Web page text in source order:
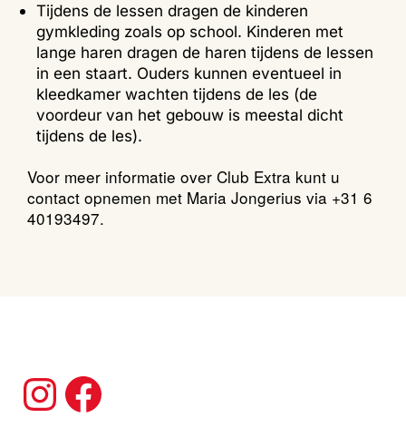
Tijdens de lessen dragen de kinderen
gymkleding zoals op school. Kinderen met
lange haren dragen de haren tijdens de lessen
in een staart. Ouders kunnen eventueel in
kleedkamer wachten tijdens de les (de
voordeur van het gebouw is meestal dicht
tijdens de les).
Voor meer informatie over Club Extra kunt u
contact opnemen met Maria Jongerius via +31 6
40193497.
Instagram
Facebook